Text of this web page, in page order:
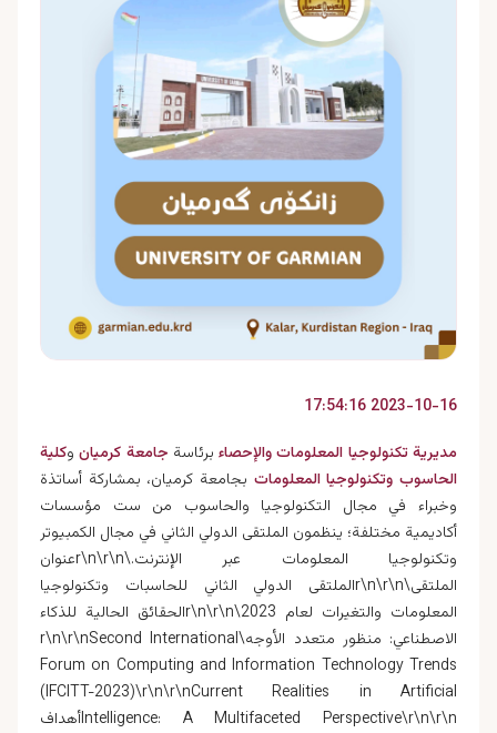
2023-10-16 17:54:16
مديرية تكنولوجيا المعلومات والإحصاءبرئاسة جامعة كرميانوكلية
الحاسوب وتكنولوجيا المعلومات بجامعة كرميان، بمشاركة أساتذة
وخبراء في مجال التكنولوجيا والحاسوب من ست مؤسسات
أكاديمية مختلفة؛ ينظمون الملتقی الدولي الثاني في مجال الكمبيوتر
وتكنولوجيا المعلومات عبر الإنترنت.\r\n\r\nعنوان
الملتقی\r\n\r\nالملتقى الدولي الثاني للحاسبات وتكنولوجيا
المعلومات والتغيرات لعام 2023\r\n\r\nالحقائق الحالية للذكاء
الاصطناعي: منظور متعدد الأوجه\r\n\r\nSecond International
Forum on Computing and Information Technology Trends
(IFCITT-2023)\r\n\r\nCurrent Realities in Artificial
Intelligence: A Multifaceted Perspective\r\n\r\nأهداف